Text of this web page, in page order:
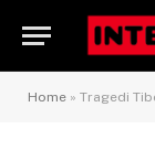
Home » Tragedi